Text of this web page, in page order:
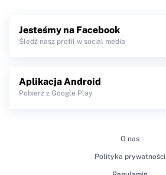
Jesteśmy na Facebook
Śledź nasz profil w social media
Aplikacja Android
Pobierz z Google Play
O nas
Polityka prywatności